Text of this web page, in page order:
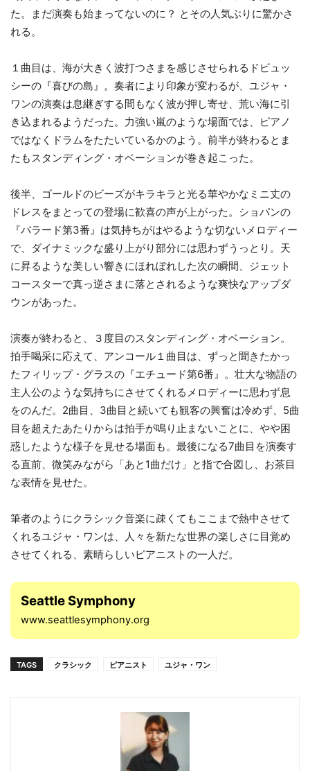
た。まだ演奏も始まってないのに？ とその人気ぶりに驚かさ
れる。
１曲目は、海が大きく波打つさまを感じさせられるドビュッ
シーの『喜びの島』。奏者により印象が変わるが、ユジャ・
ワンの演奏は息継ぎする間もなく波が押し寄せ、荒い海に引
き込まれるようだった。力強い嵐のような場面では、ピアノ
ではなくドラムをたたいているかのよう。前半が終わるとま
たもスタンディング・オベーションが巻き起こった。
後半、ゴールドのビーズがキラキラと光る華やかなミニ丈の
ドレスをまとっての登場に歓喜の声が上がった。ショパンの
『バラード第3番』は気持ちがはやるような切ないメロディー
で、ダイナミックな盛り上がり部分には思わずうっとり。天
に昇るような美しい響きにほれぼれした次の瞬間、ジェット
コースターで真っ逆さまに落とされるような爽快なアップダ
ウンがあった。
演奏が終わると、３度目のスタンディング・オベーション。
拍手喝采に応えて、アンコール１曲目は、ずっと聞きたかっ
たフィリップ・グラスの『エチュード第6番』。壮大な物語の
主人公のような気持ちにさせてくれるメロディーに思わず息
をのんだ。2曲目、3曲目と続いても観客の興奮は冷めず、5曲
目を超えたあたりからは拍手が鳴り止まないことに、やや困
惑したような様子を見せる場面も。最後になる7曲目を演奏す
る直前、微笑みながら「あと1曲だけ」と指で合図し、お茶目
な表情を見せた。
筆者のようにクラシック音楽に疎くてもここまで熱中させて
くれるユジャ・ワンは、人々を新たな世界の楽しさに目覚め
させてくれる、素晴らしいピアニストの一人だ。
Seattle Symphony
www.seattlesymphony.org
TAGS クラシック ピアニスト ユジャ・ワン